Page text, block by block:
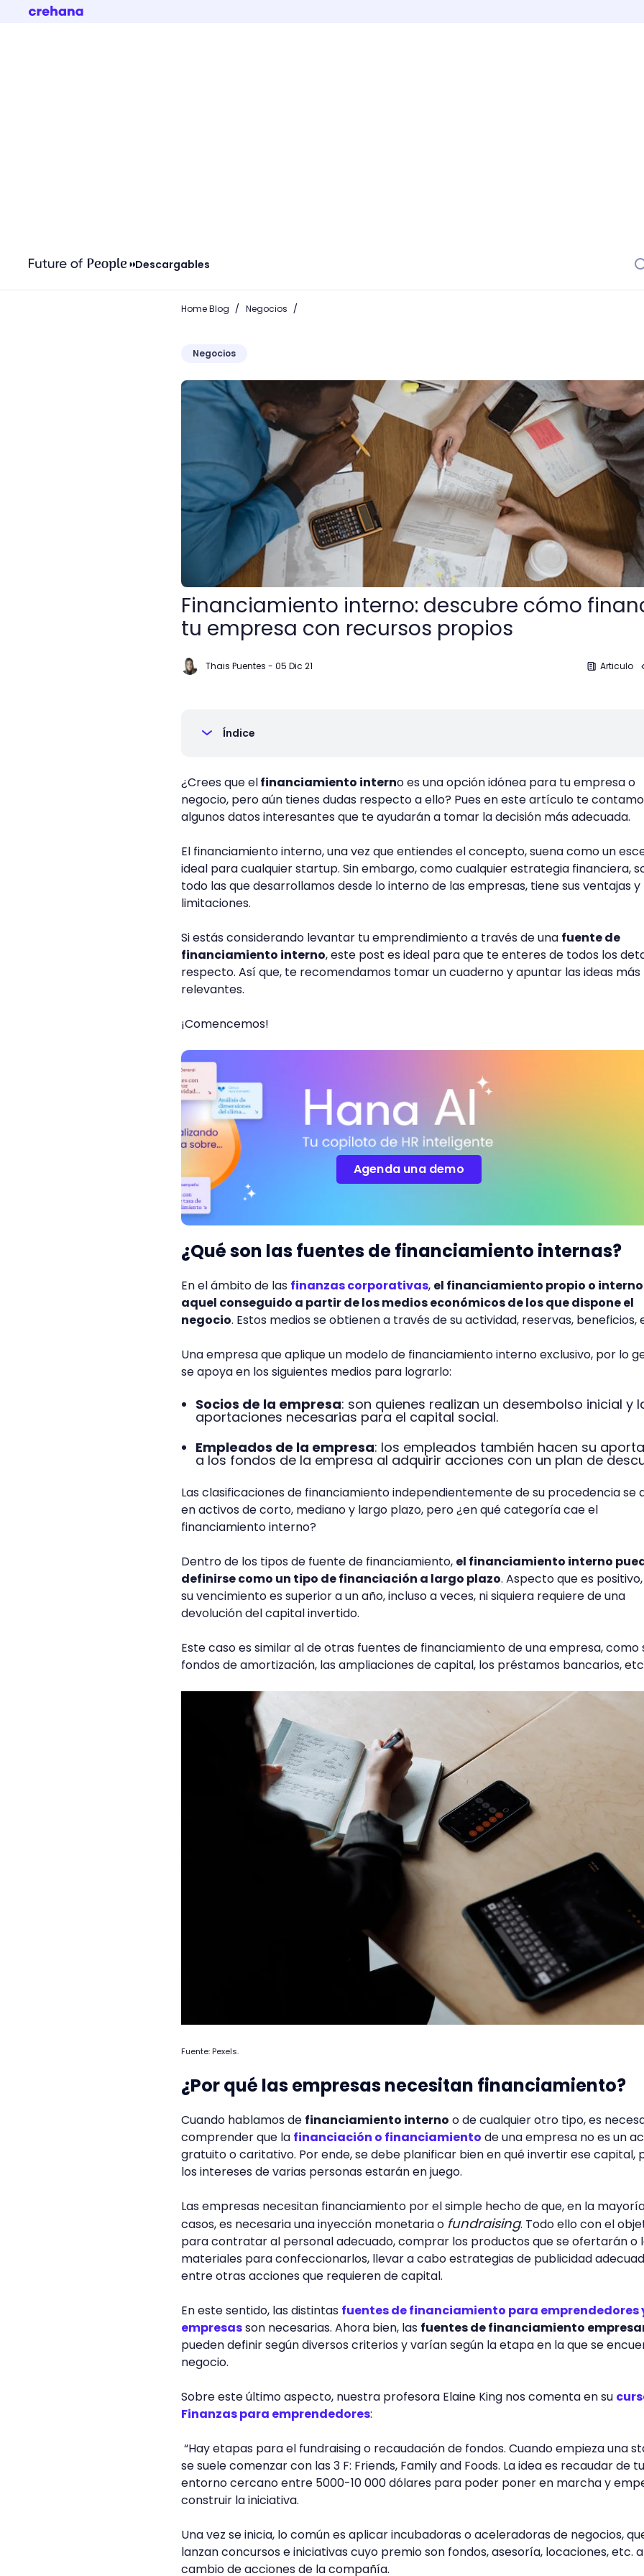
Descargables
Home Blog / Negocios /
Negocios
Financiamiento interno: descubre cómo financiar tu empresa con recursos propios
Financiamiento interno: descubre cómo
tu empresa con recursos propios
Thais Puentes - 05 Dic 21 Articulo
Índice
¿Crees que elfinanciamiento interno es una opción idónea para tu empresa o
negocio, pero aún tienes dudas respecto a ello? Pues en este artículo te
algunos datos interesantes que te ayudarán a tomar la decisión más adecuada.
El financiamiento interno, una vez que entiendes el concepto, suena como un
ideal para cualquier startup. Sin embargo, como cualquier estrategia financiera,
todo las que desarrollamos desde lo interno de las empresas, tiene sus ventajas y
limitaciones.
Si estás considerando levantar tu emprendimiento a través de una fuente de
financiamiento interno, este post es ideal para que te enteres de todos los
respecto. Así que, te recomendamos tomar un cuaderno y apuntar las ideas más
relevantes.
¡Comencemos!
Agenda una demo
¿Qué son las fuentes de financiamiento internas?
En el ámbito de las finanzas corporativas, el financiamiento propio o interno
aquel conseguido a partir de los medios económicos de los que dispone el
negocio. Estos medios se obtienen a través de su actividad, reservas, beneficios,
Una empresa que aplique un modelo de financiamiento interno exclusivo, por lo
se apoya en los siguientes medios para lograrlo:
Socios de la empresa: son quienes realizan un desembolso inicial y
aportaciones necesarias para el capital social.
Empleados de la empresa: los empleados también hacen su
a los fondos de la empresa al adquirir acciones con un plan de
Las clasificaciones de financiamiento independientemente de su procedencia se
en activos de corto, mediano y largo plazo, pero ¿en qué categoría cae el
financiamiento interno?
Dentro de los tipos de fuente de financiamiento, el financiamiento interno
definirse como un tipo de financiación a largo plazo. Aspecto que es
su vencimiento es superior a un año, incluso a veces, ni siquiera requiere de una
devolución del capital invertido.
Este caso es similar al de otras fuentes de financiamiento de una empresa, como
fondos de amortización, las ampliaciones de capital, los préstamos bancarios,
Fuente: Pexels.
¿Por qué las empresas necesitan financiamiento?
Cuando hablamos de financiamiento interno o de cualquier otro tipo, es
comprender que la financiación o financiamiento de una empresa no es un
gratuito o caritativo. Por ende, se debe planificar bien en qué invertir ese capital,
los intereses de varias personas estarán en juego.
Las empresas necesitan financiamiento por el simple hecho de que, en la
casos, es necesaria una inyección monetaria o fundraising. Todo ello con el
para contratar al personal adecuado, comprar los productos que se ofertarán o
materiales para confeccionarlos, llevar a cabo estrategias de publicidad
entre otras acciones que requieren de capital.
En este sentido, las distintas fuentes de financiamiento para emprendedores
empresasson necesarias. Ahora bien, las fuentes de financiamiento
pueden definir según diversos criterios y varían según la etapa en la que se
negocio.
Sobre este último aspecto, nuestra profesora Elaine King nos comenta en su
Finanzas para emprendedores:
“Hay etapas para el fundraising o recaudación de fondos. Cuando empieza una
se suele comenzar con las 3 F: Friends, Family and Foods. La idea es recaudar de tu
entorno cercano entre 5000-10 000 dólares para poder poner en marcha y
construir la iniciativa.
Una vez se inicia, lo común es aplicar incubadoras o aceleradoras de negocios,
lanzan concursos e iniciativas cuyo premio son fondos, asesoría, locaciones, etc. a
cambio de acciones de la compañía.